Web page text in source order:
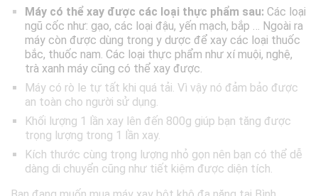
Máy có thể xay được các loại thực phẩm sau: Các loại
ngũ cốc như: gạo, các loại đậu, yến mạch, bắp … Ngoài ra
máy còn được dùng trong y dược để xay các loại thuốc
bắc, thuốc nam. Các loại thực phẩm như xí muội, nghệ,
trà xanh máy cũng có thể xay được.
Máy có rò le tự tất khi quá tải. Vì vậy nó đảm bảo được
an toàn cho người sử dụng.
Khối lượng 1 lần xay lên đến 800g giúp bạn tăng được
trọng lượng trong 1 lần xay.
Kích thước cùng trọng lượng nhỏ gọn nên bạn có thể dễ
dàng di chuyển cũng như tiết kiệm được diện tích.